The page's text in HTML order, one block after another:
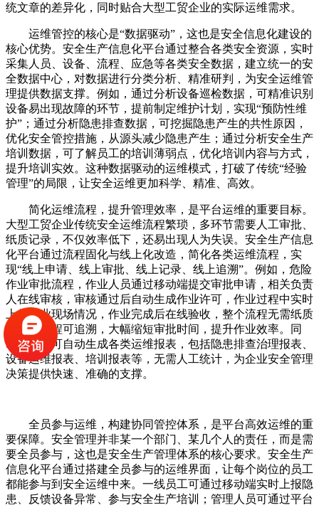
统文章的差异化，同时贴合大型工贸企业的实际运维需求。
运维管控的核心是“数据驱动”，这也是安全信息化建设的
核心优势。安全生产信息化平台通过整合各类安全资源，实时
采集人员、设备、流程、应急等各类安全数据，建立统一的安
全数据中心，对数据进行分类分析、精准研判，为安全运维管
理提供数据支撑。例如，通过分析设备巡检数据，可精准识别
设备易出现故障的环节，提前制定维护计划，实现“预防性维
护”；通过分析隐患排查数据，可挖掘隐患产生的共性原因，
优化安全管控措施，从源头减少隐患产生；通过分析安全生产
培训数据，可了解员工的培训薄弱点，优化培训内容与方式，
提升培训实效。这种数据驱动的运维模式，打破了传统“经验
管理”的局限，让安全运维更加科学、精准、高效。
简化运维流程，提升管理效率，是平台运维的重要目标。
大型工贸企业传统安全运维流程繁琐，多环节需要人工审批、
纸质记录，不仅效率低下，还易出现人为失误。安全生产信息
化平台通过流程固化与线上化改造，简化各类运维流程，实
现“线上申请、线上审批、线上记录、线上追溯”。例如，危险
作业审批流程，作业人员通过移动端提交审批申请，相关负责
人在线审核，审核通过后自动生成作业许可，作业过程中实时
上传作业现场情况，作业完成后在线验收，整个流程无需纸质
文件，全程可追溯，大幅缩短审批时间，提升作业效率。同
时，平台可自动生成各类运维报表，包括隐患排查治理报表、
设备运维报表、培训报表等，无需人工统计，为企业安全管理
决策提供快速、准确的支撑。
全员参与运维，构建协同管控体系，是平台高效运维的重
要保障。安全管理并非某一个部门、某几个人的责任，而是需
要全员参与，这也是安全生产管理体系的核心要求。安全生产
信息化平台通过搭建全员参与的运维界面，让每个岗位的员工
都能参与到安全运维中来。一线员工可通过移动端实时上报隐
患、反馈设备异常、参与安全生产培训；管理人员可通过平台